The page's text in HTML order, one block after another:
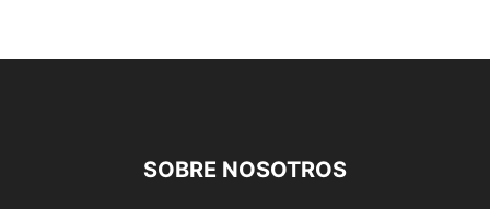
SOBRE NOSOTROS